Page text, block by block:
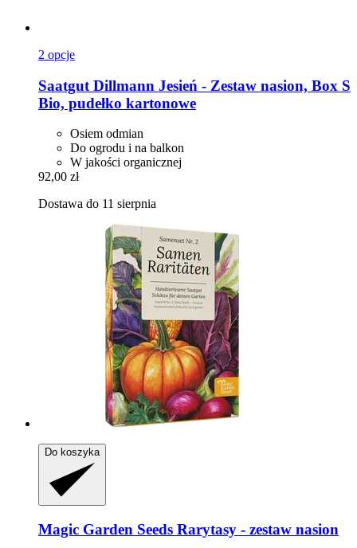
2 opcje
Saatgut Dillmann Jesień -​ Zestaw nasion, Box S
Bio, pudełko kartonowe
Osiem odmian
Do ogrodu i na balkon
W jakości organicznej
92,00 zł
Dostawa do 11 sierpnia
Do koszyka
Magic Garden Seeds Rarytasy -​ zestaw nasion